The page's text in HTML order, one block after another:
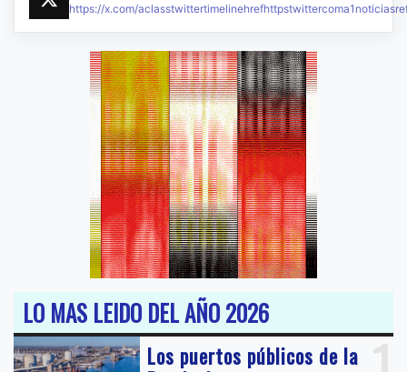
https://x.com/
LO MAS LEIDO DEL AÑO 2026
Los puertos públicos de la